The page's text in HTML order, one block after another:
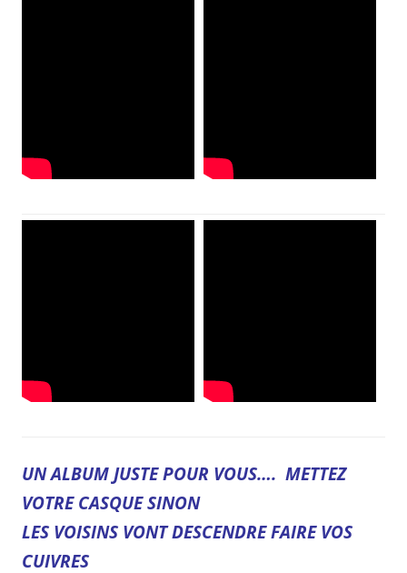
UN ALBUM JUSTE POUR VOUS…. METTEZ
VOTRE CASQUE SINON
LES VOISINS VONT DESCENDRE FAIRE VOS
CUIVRES